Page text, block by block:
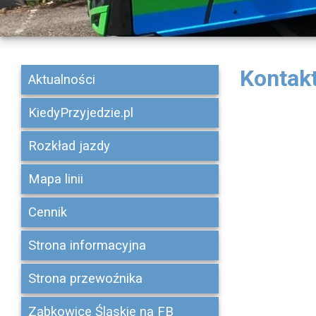
Aktualności
KiedyPrzyjedzie.pl
Rozkład jazdy
Mapa linii
Cennik
Strona informacyjna
Strona przewoźnika
Ząbkowice Śląskie na FB